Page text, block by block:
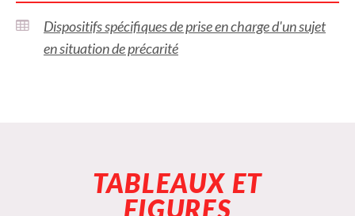
Dispositifs spécifiques de prise en charge d'un sujet
en situation de précarité
TABLEAUX ET
FIGURES